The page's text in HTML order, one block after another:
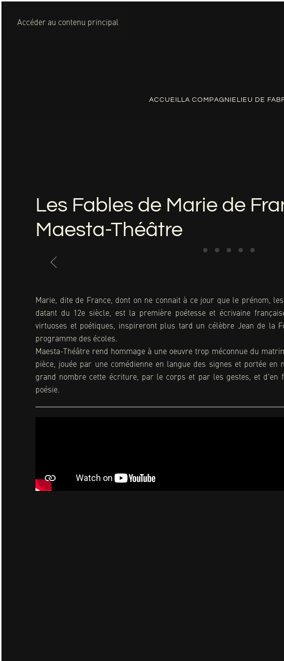
Accéder au contenu principal
ACCUEILLA COMPAGNIE LIEU DE
Les Fables de Marie de
Maesta-Théâtre
Marie, dite de France, dont on ne connait à ce jour que le prénom,
datant du 12e siècle, est la première poétesse et écrivaine
virtuoses et poétiques, inspireront plus tard un célèbre Jean de la
programme des écoles.
Maesta-Théâtre rend hommage à une oeuvre trop méconnue du
pièce, jouée par une comédienne en langue des signes et portée
grand nombre cette écriture, par le corps et par les gestes, et d'en
poésie.